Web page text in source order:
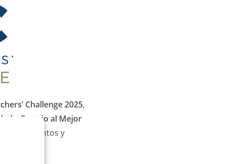
Challenge 2025,
Premio al Mejor
pimientos y